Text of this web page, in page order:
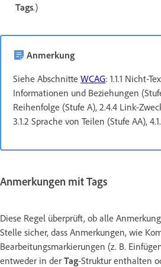
Tags.)
Anmerkung
Siehe Abschnitte WCAG: 1.1.1 Nicht-
Informationen und Beziehungen
Reihenfolge (Stufe A), 2.4.4 Link-
3.1.2 Sprache von Teilen (Stufe AA),
Anmerkungen mit Tags
Diese Regel überprüft, ob alle
Stelle sicher, dass Anmerkungen, wie
Bearbeitungsmarkierungen (z. B.
entweder in der Tag-Struktur enthalten